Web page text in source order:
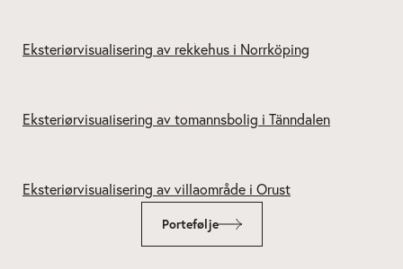
Portefølje